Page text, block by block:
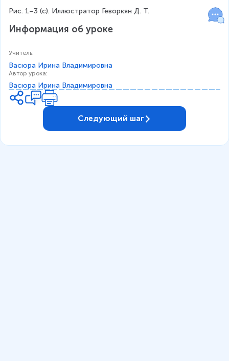
Рис. 1–3 (с). Иллюстратор Геворкян Д. Т.
Информация об уроке
Учитель:
Васюра Ирина Владимировна
Автор урока:
Васюра Ирина Владимировна
Следующий шаг